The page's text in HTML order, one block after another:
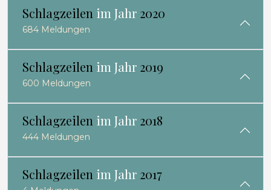
Schlagzeilen im Jahr 2020
684 Meldungen
Schlagzeilen im Jahr 2019
600 Meldungen
Schlagzeilen im Jahr 2018
444 Meldungen
Schlagzeilen im Jahr 2017